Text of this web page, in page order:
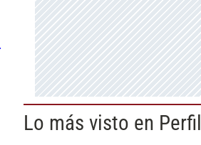
Lo más visto en Perfil